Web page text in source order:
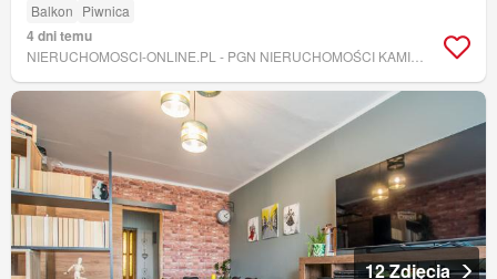
Balkon Piwnica
4 dni temu
12 Zdjęcia